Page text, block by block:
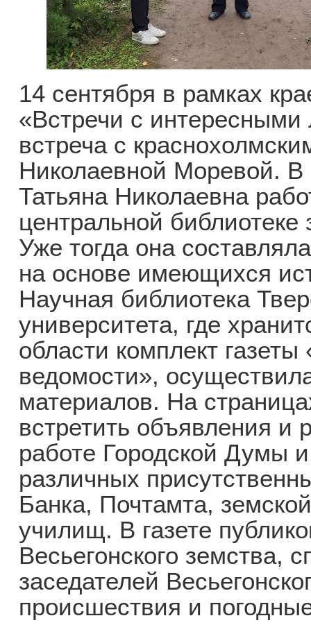
14 сентября в рамках
«Встречи с
встреча с
Николаевной Моревой.
Татьяна Николаевна
центральной
Уже тогда она
на основе имеющихся
Научная библиотека
университета, где
области комплект газеты
ведомости»,
материалов. На
встретить объявления и
работе Городской Думы
различных
Банка, Почтамта,
училищ. В газете
Весьегонского земства,
заседателей
происшествия и